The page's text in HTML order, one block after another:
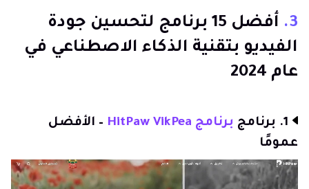
3.
أفضل 15 برنامج لتحسين جودة
الفيديو بتقنية الذكاء الاصطناعي في
عام 2024
1. برنامج برنامج HitPaw VikPea
– الأفضل
عمومًا